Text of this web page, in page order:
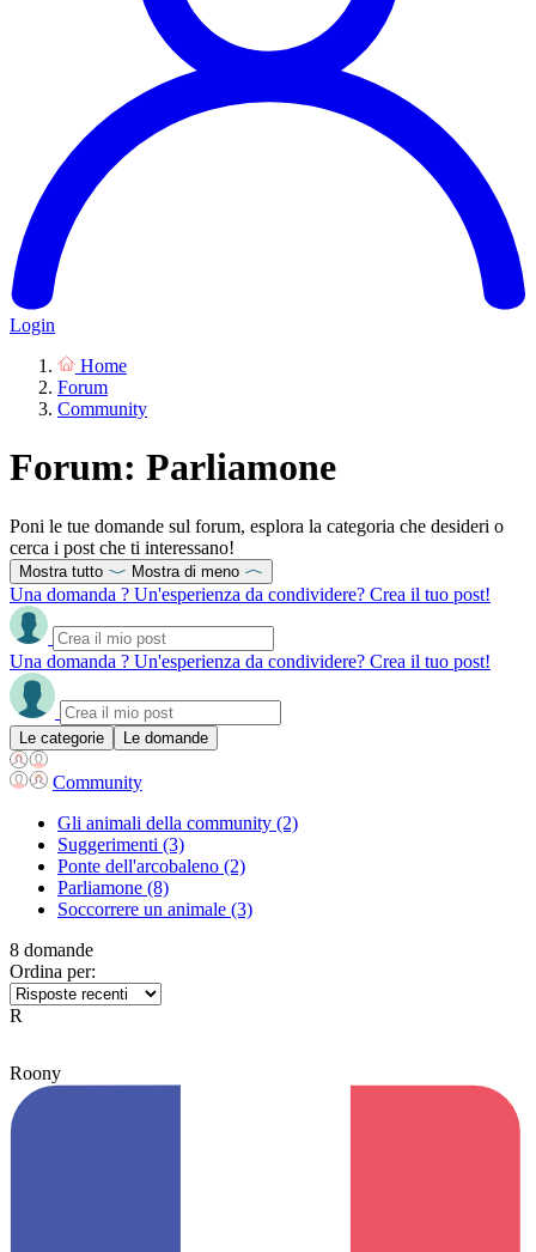
Login
Home
Forum
Community
Forum: Parliamone
Poni le tue domande sul forum, esplora la categoria che desideri o
cerca i post che ti interessano!
Mostra tutto Mostra di meno
Una domanda ? Un'esperienza da condividere? Crea il tuo post!
Una domanda ? Un'esperienza da condividere? Crea il tuo post!
Le categorie Le domande
Community
Gli animali della community (2)
Suggerimenti (3)
Ponte dell'arcobaleno (2)
Parliamone (8)
Soccorrere un animale (3)
8 domande
Ordina per:
R
Roony